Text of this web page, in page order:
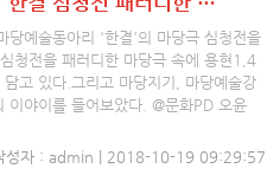
예술동아리 '한결'의 마당극 심청전을
청전을 패러디한 마당극 속에 용현1,4
고 있다.그리고 마당지기, 마당예술강
이야이를 들어보았다. @문화PD 오윤
성자 : admin | 2018-10-19 09:29:57